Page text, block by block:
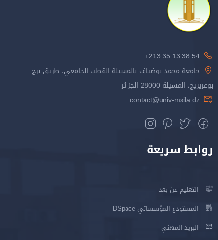
213.35.13.38.54+
جامعة محمد بوضياف بالمسيلة القطب الجامعي، طريق برج
بوعريريج، المسيلة 28000 الجزائر
contact@univ-msila.dz
روابط سريعة
التعليم عن بعد
المستودع المؤسساتي DSpace
البريد المهني